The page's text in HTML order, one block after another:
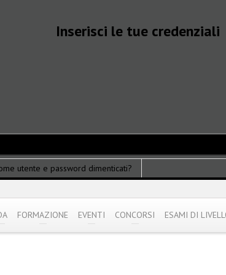
Inserisci le tue credenziali
utente e password dimenticati?
FORMAZIONE EVENTI CONCORSI ESAMI DI